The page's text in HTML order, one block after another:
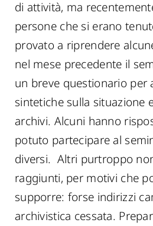
di attività, ma
persone che si erano
provato a riprendere
nel mese precedente il
un breve questionario per
sintetiche sulla situazione
archivi. Alcuni hanno
potuto partecipare al
diversi. Altri purtroppo
raggiunti, per motivi che
supporre: forse indirizzi
archivistica cessata.